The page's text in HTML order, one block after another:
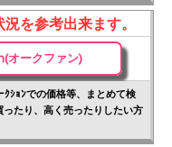
を参考出来ます。
オークファン)
ｸｼｮﾝでの価格等、まとめて検
たり、高く売ったりしたい方